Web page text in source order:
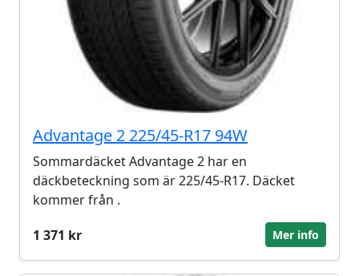
Advantage 2 225/45-R17 94W
Sommardäcket Advantage 2 har en
däckbeteckning som är 225/45-R17. Däcket
kommer från .
1 371 kr
Mer info